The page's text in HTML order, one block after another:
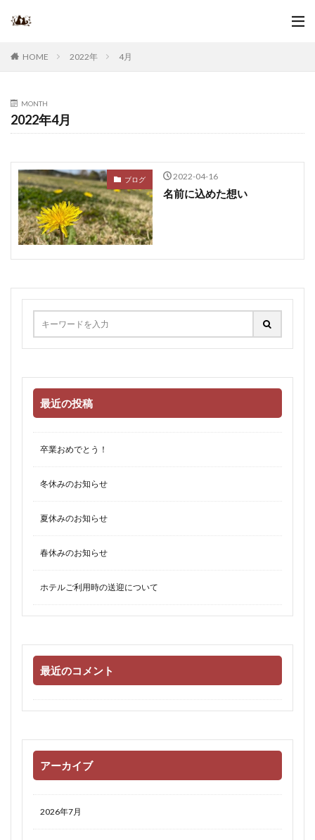
HOME 2022年 4月
MONTH
2022年4月
ブログ 2022-04-16
名前に込めた想い
最近の投稿
卒業おめでとう！
冬休みのお知らせ
夏休みのお知らせ
春休みのお知らせ
ホテルご利用時の送迎について
最近のコメント
アーカイブ
2026年7月